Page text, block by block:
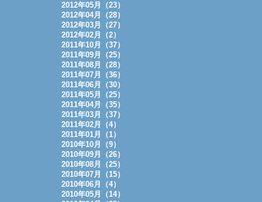
2012年05月（23）
2012年04月（28）
2012年03月（27）
2012年02月（2）
2011年10月（37）
2011年09月（25）
2011年08月（28）
2011年07月（36）
2011年06月（30）
2011年05月（25）
2011年04月（35）
2011年03月（37）
2011年02月（4）
2011年01月（1）
2010年10月（9）
2010年09月（26）
2010年08月（25）
2010年07月（15）
2010年06月（4）
2010年05月（14）